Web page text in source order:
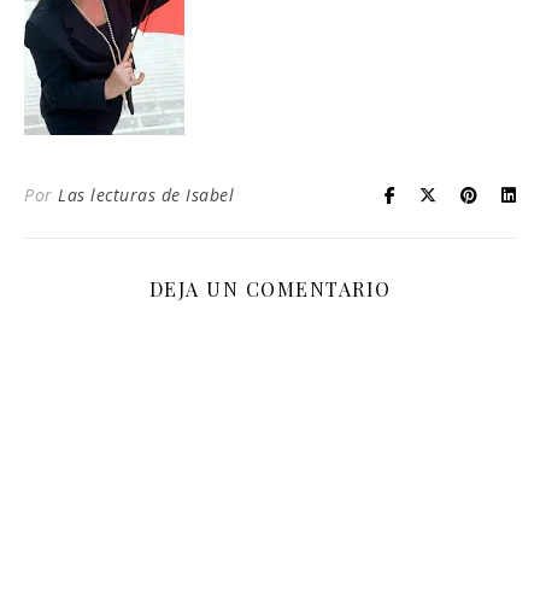
Por Las lecturas de Isabel
DEJA UN COMENTARIO